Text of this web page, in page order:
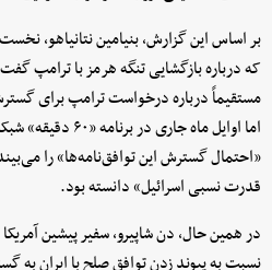
بر اساس این گزارش، بنیامین نتانیاهو،
که درباره بازگشایی تنگه هرمز با ترامپ
مستقیماً درباره درخواست ترامپ برای
«احتمال گسترش این توافق‌نامه‌ها» را
قدرت نسبی اسرائیل» دانسته بود.
در همین حال، دن شاپیرو، سفیر پیشین آمریکا
نسبت به پیوند زدن توافق صلح با ایران به